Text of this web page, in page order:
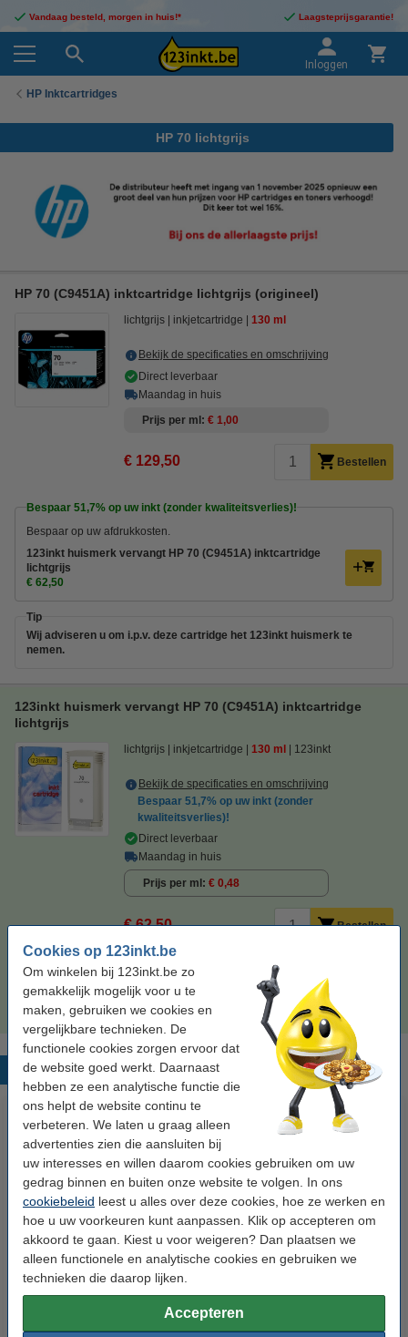
Cookies op 123inkt.be
Om winkelen bij 123inkt.be zo
gemakkelijk mogelijk voor u te
maken, gebruiken we cookies en
vergelijkbare technieken. De
functionele cookies zorgen ervoor dat
de website goed werkt. Daarnaast
hebben ze een analytische functie die
ons helpt de website continu te
verbeteren. We laten u graag alleen
advertenties zien die aansluiten bij
uw interesses en willen daarom cookies gebruiken om uw
gedrag binnen en buiten onze website te volgen. In ons
cookiebeleid leest u alles over deze cookies, hoe ze werken en
hoe u uw voorkeuren kunt aanpassen. Klik op accepteren om
akkoord te gaan. Kiest u voor weigeren? Dan plaatsen we
alleen functionele en analytische cookies en gebruiken we
technieken die daarop lijken.
Accepteren
Vandaag besteld, morgen in huis!* Laagsteprijsgarantie!
Inloggen
HP Inktcartridges
HP 70 lichtgrijs
HP 70 (C9451A) inktcartridge lichtgrijs (origineel)
lichtgrijs inkjetcartridge 130 ml
Bekijk de specificaties en omschrijving
Direct leverbaar
Maandag in huis
Prijs per ml € 1,00
€ 129,50 Bestellen
Bespaar 51,7% op uw inkt (zonder kwaliteitsverlies)!
Bespaar op uw afdrukkosten.
123inkt huismerk vervangt HP 70 (C9451A) inktcartridge
lichtgrijs
€ 62,50
Tip
Wij adviseren u om i.p.v. deze cartridge het 123inkt huismerk te
nemen.
123inkt huismerk vervangt HP 70 (C9451A) inktcartridge
lichtgrijs
lichtgrijs inkjetcartridge 130 ml 123inkt
Bekijk de specificaties en omschrijving
Bespaar 51,7% op uw inkt (zonder
kwaliteitsverlies)!
Direct leverbaar
Maandag in huis
Prijs per ml € 0,48
€ 62,50 Bestellen
Tip
Wij adviseren u om deze cartridge i.p.v. de originele cartridge te
nemen.
Populaire producten
123accu Xtreme Power MN1500
Penlite AA batterij 24 stuks
123inkt kopieerpapier 1 pak van
500 vellen A4 - 80 g/m²